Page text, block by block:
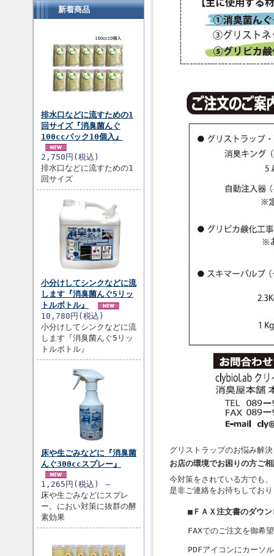
新着商品
排水口などに流すための1
回サイズ『消臭菌んぐ
100ccパック10個入』
2,750円(税込)
排水口などに流すための1
回サイズ
小分けしてシンクなどに流
します『消臭菌んぐ5リッ
トルボトル』
10,780円(税込)
小分けしてシンクなどに流
します『消臭菌んぐ5リッ
トルボトル』
床や生ごみなどに『消臭菌
んぐ300ccスプレー』
1,265円(税込) ～
床や生ごみなどにスプレ
ー。におい対策に抜群の酵
素効果
グリストラップのお悩み解決
お店の環境でお困りの方ご
今対策をされている方でも
是非ご連絡をお待ちしてお
■ ＦＡＸ注文書のダウ
FAXでのご注文を御希
PDFアイコンにカーソ